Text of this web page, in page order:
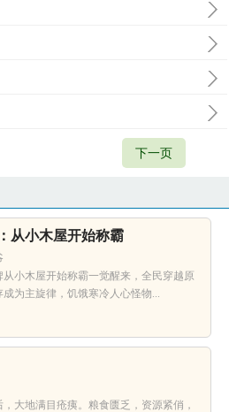
下一页
从小木屋开始称霸
从小木屋开始称霸一觉醒来，全民穿越原
为主旋律，饥饿寒冷人心怪物...
大地满目疮痍。粮食匮乏，资源紧俏，